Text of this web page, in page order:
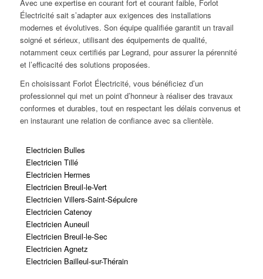
Avec une expertise en courant fort et courant faible, Forlot
Électricité sait s’adapter aux exigences des installations
modernes et évolutives. Son équipe qualifiée garantit un travail
soigné et sérieux, utilisant des équipements de qualité,
notamment ceux certifiés par Legrand, pour assurer la pérennité
et l’efficacité des solutions proposées.
En choisissant Forlot Électricité, vous bénéficiez d’un
professionnel qui met un point d’honneur à réaliser des travaux
conformes et durables, tout en respectant les délais convenus et
en instaurant une relation de confiance avec sa clientèle.
Electricien Bulles
Electricien Tillé
Electricien Hermes
Electricien Breuil-le-Vert
Electricien Villers-Saint-Sépulcre
Electricien Catenoy
Electricien Auneuil
Electricien Breuil-le-Sec
Electricien Agnetz
Electricien Bailleul-sur-Thérain